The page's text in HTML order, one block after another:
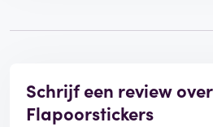
Schrijf een review over
Flapoorstickers